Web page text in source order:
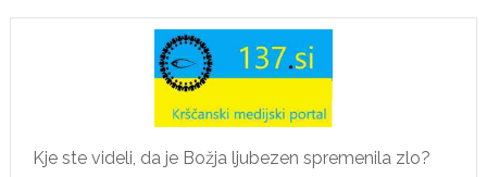
Skip
Skip
Skip
Skip
Kje ste videli, da je Božja ljubezen spremenila zlo?